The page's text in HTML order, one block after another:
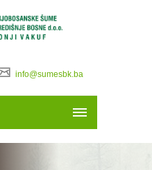
info@sumesbk.ba